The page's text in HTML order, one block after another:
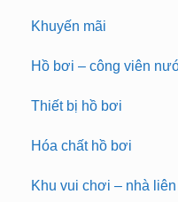
Khuyến mãi
Hồ bơi – công viên
Thiết bị hồ bơi
Hóa chất hồ bơi
Khu vui chơi – nhà